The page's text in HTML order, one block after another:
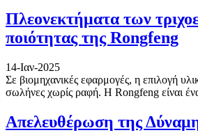
Πλεονεκτήματα των
ποιότητας της Rongfeng
14-Ιαν-2025
Σε βιομηχανικές εφαρμογές, η επιλογή
σωλήνες χωρίς ραφή. Η Rongfeng είναι
Απελευθέρωση της